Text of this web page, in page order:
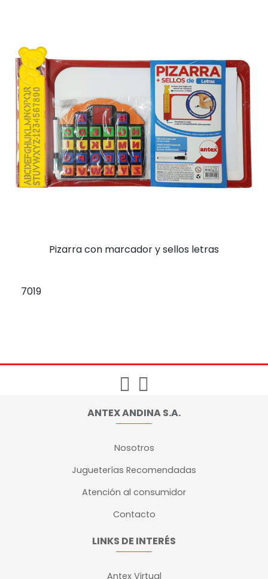
Pizarra con marcador y sellos letras
7019
ANTEX ANDINA S.A.
Nosotros
Jugueterías Recomendadas
Atención al consumidor
Contacto
LINKS DE INTERÉS
Antex Virtual